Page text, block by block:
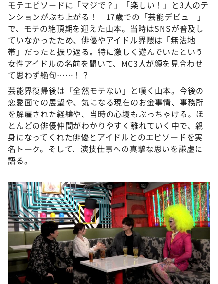
モテエピソードに「マジで？」「楽しい！」と3人のテ
ンションがぶち上がる！ 17歳での「芸能デビュー」
で、モテの絶頂期を迎えた山本。当時はSNSが普及し
ていなかったため、俳優やアイドル界隈は「無法地
帯」だったと振り返る。特に激しく遊んでいたという
女性アイドルの名前を聞いて、MC3人が顔を見合わせ
て思わず絶句……！？
芸能界復帰後は「全然モテない」と嘆く山本。今後の
恋愛面での展望や、気になる現在のお金事情、事務所
を解雇された経緯や、当時の心境もぶっちゃける。ほ
とんどの俳優仲間がわかりやすく離れていく中で、親
身になってくれた俳優とアイドルとのエピソードを実
名トーク。そして、演技仕事への真摯な思いを謙虚に
語る。